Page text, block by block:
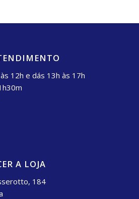
12h e dás 13h às 17h
A LOJA
184